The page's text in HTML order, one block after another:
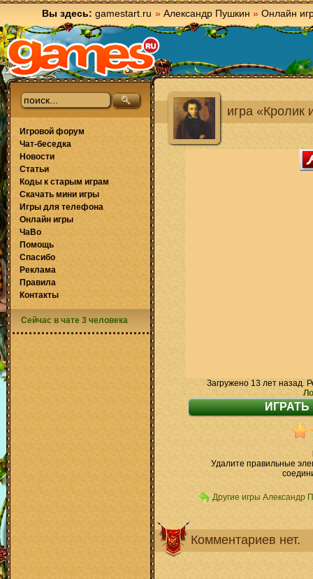
Вы здесь: gamestart.ru » Александр Пушкин » Онлайн
игра «Кролик
Загружено 13 лет назад.
Удалите правильные
Другие игры Александр
Комментариев нет.
Игровой форум
Чат-беседка
Новости
Статьи
Коды к старым играм
Скачать мини игры
Игры для телефона
Онлайн игры
ЧаВо
Помощь
Спасибо
Реклама
Правила
Контакты
Сейчас в чате 3 человека